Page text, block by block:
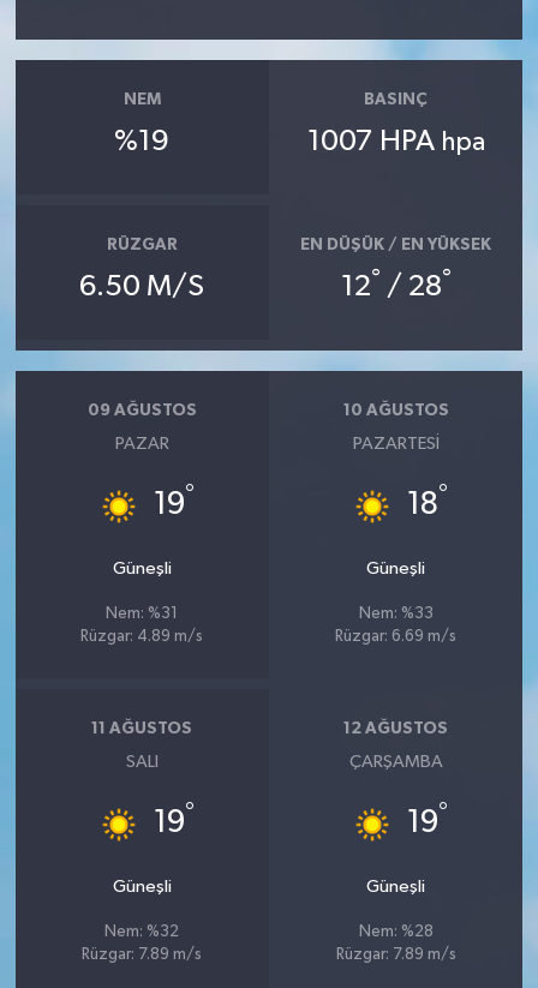
NEM
%19
BASINÇ
1007 HPA hpa
RÜZGAR
6.50 M/S
EN DÜŞÜK / EN YÜKSEK
12° / 28°
09 AĞUSTOS
PAZAR
19°
Güneşli
Nem: %31
Rüzgar: 4.89 m/s
10 AĞUSTOS
PAZARTESI
18°
Güneşli
Nem: %33
Rüzgar: 6.69 m/s
11 AĞUSTOS
SALI
19°
Güneşli
Nem: %32
Rüzgar: 7.89 m/s
12 AĞUSTOS
ÇARŞAMBA
19°
Güneşli
Nem: %28
Rüzgar: 7.89 m/s
Yaşam